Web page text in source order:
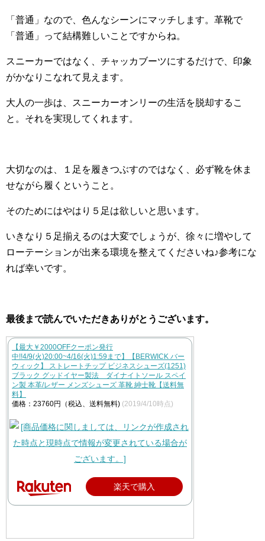
「普通」なので、色んなシーンにマッチします。革靴で
「普通」って結構難しいことですからね。
スニーカーではなく、チャッカブーツにするだけで、印象
がかなりこなれて見えます。
大人の一歩は、スニーカーオンリーの生活を脱却するこ
と。それを実現してくれます。
大切なのは、１足を履きつぶすのではなく、必ず靴を休ま
せながら履くということ。
そのためにはやはり５足は欲しいと思います。
いきなり５足揃えるのは大変でしょうが、徐々に増やして
ローテーションが出来る環境を整えてくださいね♪参考にな
れば幸いです。
最後まで読んでいただきありがとうございます。
【最大￥2000OFFクーポン発行
中!!4/9(火)20:00~4/16(火)1:59まで】【BERWICK バー
ウィック】 ストレートチップ ビジネスシューズ(1251)
ブラック グッドイヤー製法 ダイナイトソール スペイ
ン製 本革/レザー メンズシューズ 革靴 紳士靴【送料無
料】
価格：23760円（税込、送料無料) (2019/4/10時点)
楽天で購入